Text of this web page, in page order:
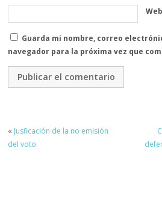
Web
Guarda mi nombre, correo
navegador para la próxima vez que
« Jusficación de la no emisión
del voto